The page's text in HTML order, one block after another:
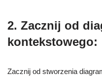
2. Zacznij od
kontekstowego:
Zacznij od stworzenia